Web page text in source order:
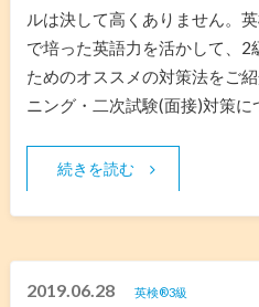
ルは決して高くありません。
で培った英語力を活かして、2
ためのオススメの対策法をご
ニング・二次試験(面接)対策に
続きを読む
2019.06.28 英検®︎3級